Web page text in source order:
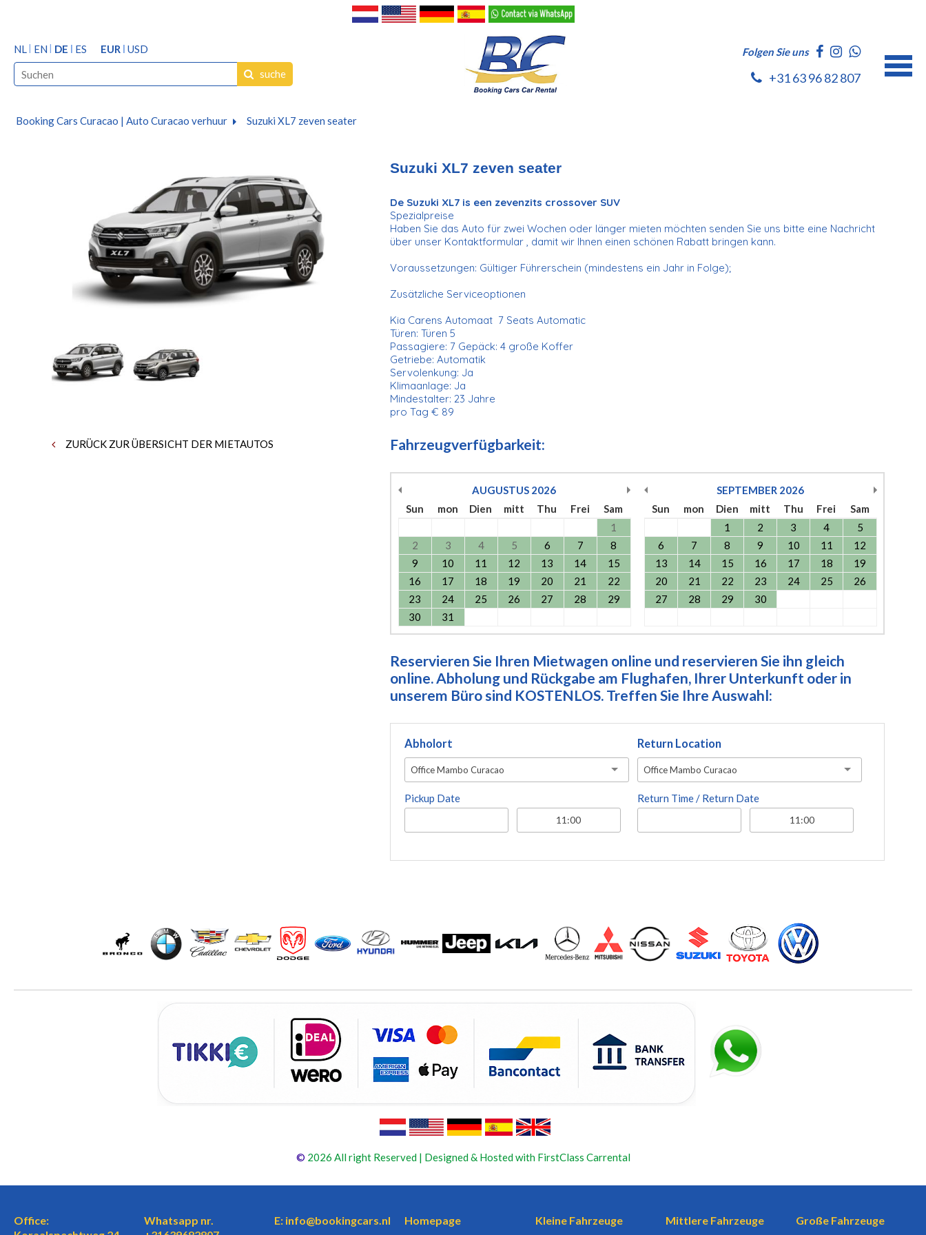
NL EN DE ES EUR USD
suche
Folgen Sie uns
+31 63 96 82 807
Booking Cars Curacao | Auto Curacao verhuur Suzuki XL7 zeven seater
ZURÜCK ZUR ÜBERSICHT DER MIETAUTOS
Suzuki XL7 zeven seater
De Suzuki XL7 is een zevenzits crossover SUV
Spezialpreise
Haben Sie das Auto für zwei Wochen oder länger mieten möchten senden Sie uns bitte eine Nachricht
über unser Kontaktformular , damit wir Ihnen einen schönen Rabatt bringen kann.
Voraussetzungen: Gültiger Führerschein (mindestens ein Jahr in Folge);
Zusätzliche Serviceoptionen
Kia Carens Automaat 7 Seats Automatic
Türen: Türen 5
Passagiere: 7 Gepäck: 4 große Koffer
Getriebe: Automatik
Servolenkung: Ja
Klimaanlage: Ja
Mindestalter: 23 Jahre
pro Tag € 89
Fahrzeugverfügbarkeit:
AUGUSTUS 2026
Sun
mon Dien mitt Thu Frei
Sam
1
2
3 4 5 6 7
8
9
10 11 12 13 14
15
16
17 18 19 20 21
22
23
24 25 26 27 28
29
30
31
SEPTEMBER 2026
Sun
mon Dien mitt Thu Frei
Sam
1
2 3 4
5
6
7 8 9 10 11
12
13
14 15 16 17 18
19
20
21 22 23 24 25
26
27
28 29 30
Reservieren Sie Ihren Mietwagen online und reservieren Sie ihn gleich
online. Abholung und Rückgabe am Flughafen, Ihrer Unterkunft oder in
unserem Büro sind KOSTENLOS. Treffen Sie Ihre Auswahl:
Abholort
Office Mambo Curacao
Pickup Date
Return Location
Office Mambo Curacao
Return Time / Return Date
© 2026 All right Reserved | Designed & Hosted with FirstClass Carrental
Office:
Whatsapp nr.
E: info@bookingcars.nl Homepage Kleine Fahrzeuge Mittlere Fahrzeuge Große Fahrzeuge